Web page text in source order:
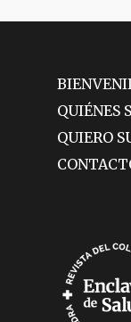
QUIÉNES
QUIERO